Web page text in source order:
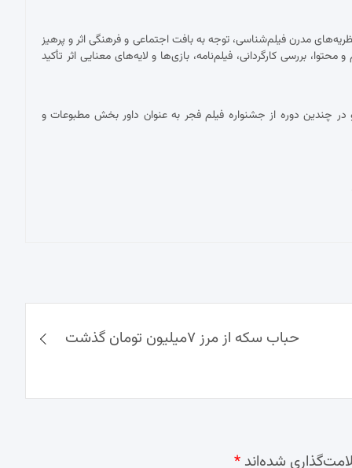
مدرن فیلم‌شناسی، توجه به بافت اجتماعی و فرهنگی اثر و پرهیز
بررسی کارگردانی، فیلم‌نامه، بازی‌ها و لایه‌های معنایی اثر تأکید
چندین دوره از جشنواره فیلم فجر به عنوان داور بخش مطبوعات و
حباب سکه از مرز ۷میلیون تومان گذشت
شده‌اند *